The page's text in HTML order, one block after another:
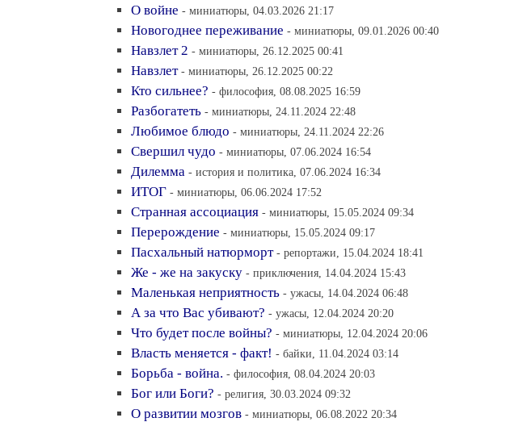
О войне - миниатюры, 04.03.2026 21:17
Новогоднее переживание - миниатюры, 09.01.2026 00:40
Навзлет 2 - миниатюры, 26.12.2025 00:41
Навзлет - миниатюры, 26.12.2025 00:22
Кто сильнее? - философия, 08.08.2025 16:59
Разбогатеть - миниатюры, 24.11.2024 22:48
Любимое блюдо - миниатюры, 24.11.2024 22:26
Свершил чудо - миниатюры, 07.06.2024 16:54
Дилемма - история и политика, 07.06.2024 16:34
ИТОГ - миниатюры, 06.06.2024 17:52
Странная ассоциация - миниатюры, 15.05.2024 09:34
Перерождение - миниатюры, 15.05.2024 09:17
Пасхальный натюрморт - репортажи, 15.04.2024 18:41
Же - же на закуску - приключения, 14.04.2024 15:43
Маленькая неприятность - ужасы, 14.04.2024 06:48
А за что Вас убивают? - ужасы, 12.04.2024 20:20
Что будет после войны? - миниатюры, 12.04.2024 20:06
Власть меняется - факт! - байки, 11.04.2024 03:14
Борьба - война. - философия, 08.04.2024 20:03
Бог или Боги? - религия, 30.03.2024 09:32
О развитии мозгов - миниатюры, 06.08.2022 20:34